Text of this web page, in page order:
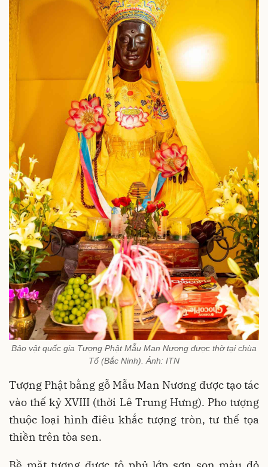
Bảo vật quốc gia Tượng Phật Mẫu Man Nương được thờ tại chùa
Tổ (Bắc Ninh). Ảnh: ITN
Tượng Phật bằng gỗ Mẫu Man Nương được tạo tác
vào thế kỷ XVIII (thời Lê Trung Hưng). Pho tượng
thuộc loại hình điêu khắc tượng tròn, tư thế tọa
thiền trên tòa sen.